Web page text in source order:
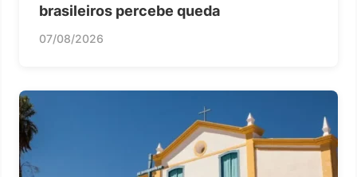
brasileiros percebe queda
07/08/2026